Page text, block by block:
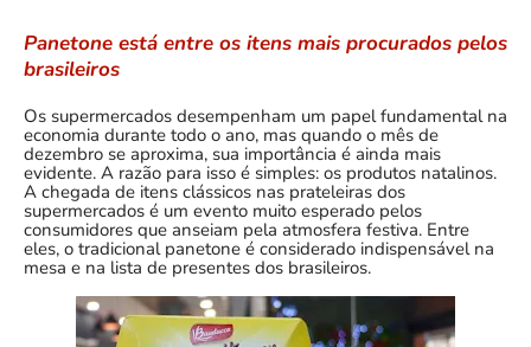
Panetone está entre os itens mais procurados pelos
brasileiros
Os supermercados desempenham um papel fundamental na
economia durante todo o ano, mas quando o mês de
dezembro se aproxima, sua importância é ainda mais
evidente. A razão para isso é simples: os produtos natalinos.
A chegada de itens clássicos nas prateleiras dos
supermercados é um evento muito esperado pelos
consumidores que anseiam pela atmosfera festiva. Entre
eles, o tradicional panetone é considerado indispensável na
mesa e na lista de presentes dos brasileiros.